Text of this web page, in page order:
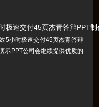
极速交付45页杰青答辩PPT
5小时极速交付45页杰青答辩
示PPT公司会继续提供优质的